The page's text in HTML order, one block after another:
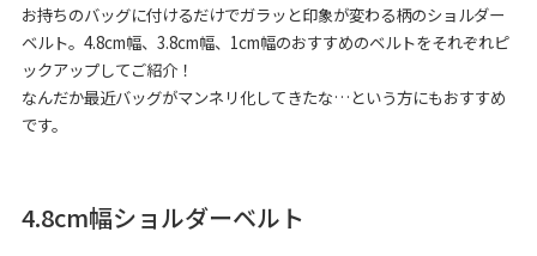
お持ちのバッグに付けるだけでガラッと印象が変わる柄のショルダー
ベルト。4.8cm幅、3.8cm幅、1cm幅のおすすめのベルトをそれぞれピ
ックアップしてご紹介！
なんだか最近バッグがマンネリ化してきたな…という方にもおすすめ
です。
4.8cm幅ショルダーベルト